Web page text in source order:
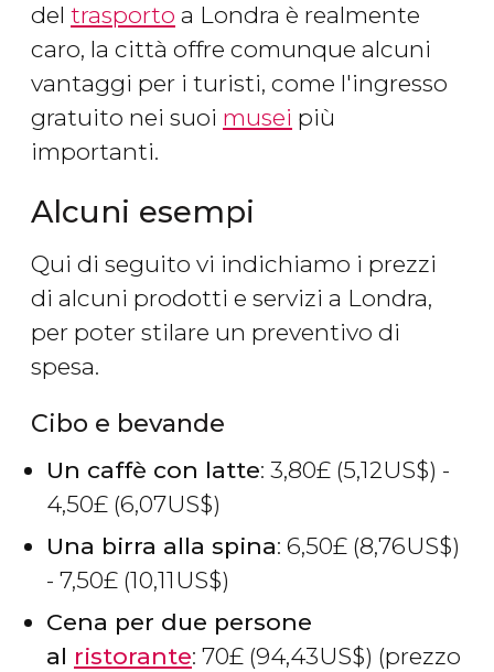
del trasporto a Londra è realmente
caro, la città offre comunque alcuni
vantaggi per i turisti, come l'ingresso
gratuito nei suoi musei più
importanti.
Alcuni esempi
Qui di seguito vi indichiamo i prezzi
di alcuni prodotti e servizi a Londra,
per poter stilare un preventivo di
spesa.
Cibo e bevande
Un caffè con latte: 3,80£ (5,12US$) -
4,50£ (6,07US$)
Una birra alla spina: 6,50£ (8,76US$)
- 7,50£ (10,11 US$)
Cena per due persone
al ristorante: 70£ (94,43US$) (prezzo